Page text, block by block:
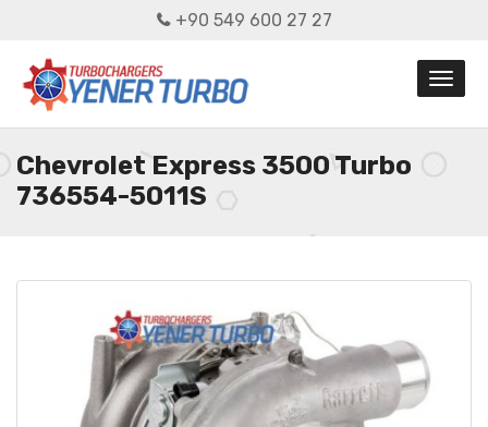
+90 549 600 27 27
Chevrolet Express 3500 Turbo
736554-5011S